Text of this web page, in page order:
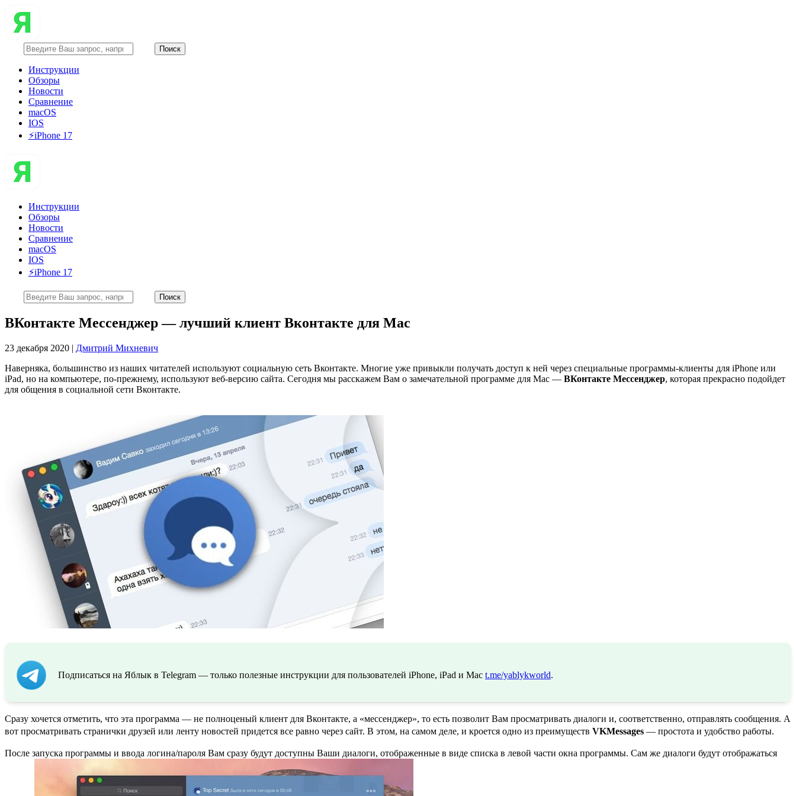
Инструкции
Обзоры
Новости
Сравнение
macOS
IOS
⚡️iPhone 17
Инструкции
Обзоры
Новости
Сравнение
macOS
IOS
⚡️iPhone 17
ВКонтакте Мессенджер — лучший клиент Вконтакте для Mac
23 декабря 2020 | Дмитрий Михневич
Наверняка, большинство из наших читателей используют социальную сеть Вконтакте. Многие уже привыкли получать доступ к ней через специальные программы-клиенты для iPhone или
iPad, но на компьютере, по-прежнему, используют веб-версию сайта. Сегодня мы расскажем Вам о замечательной программе для Mac — ВКонтакте Мессенджер, которая прекрасно подойдет
для общения в социальной сети Вконтакте.
Подписаться на Яблык в Telegram — только полезные инструкции для пользователей iPhone, iPad и Mac t.me/yablykworld.
Сразу хочется отметить, что эта программа — не полноценый клиент для Вконтакте, а «мессенджер», то есть позволит Вам просматривать диалоги и, соответственно, отправлять сообщения. А
вот просматривать странички друзей или ленту новостей придется все равно через сайт. В этом, на самом деле, и кроется одно из преимуществ VKMessages — простота и удобство работы.
После запуска программы и ввода логина/пароля Вам сразу будут доступны Ваши диалоги, отображенные в виде списка в левой части окна программы. Сам же диалоги будут отображаться